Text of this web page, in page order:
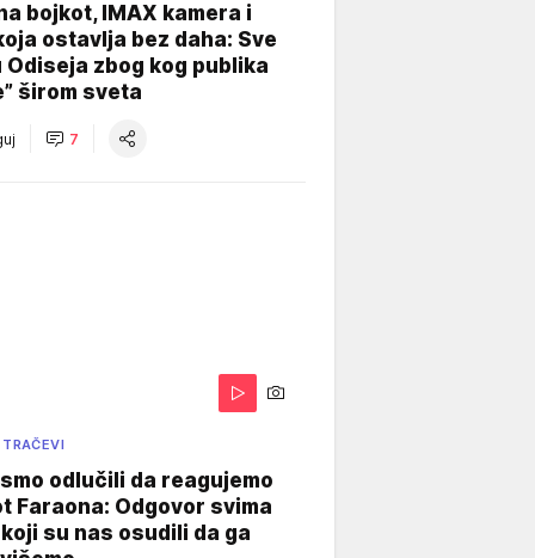
bojkot, IMAX kamera i
ostavlja bez daha: Sve
Odiseja zbog kog publika
širom sveta
7
odlučili da reagujemo
Faraona: Odgovor svima
su nas osudili da ga